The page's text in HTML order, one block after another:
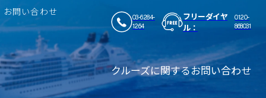
お問い合わせ
03-6284-
1264
フリーダイヤ
ル：
0120-
868031
クルーズに関するお問い合わせ